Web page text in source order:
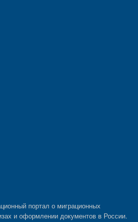
портал о миграционных
и оформлении документов в России.